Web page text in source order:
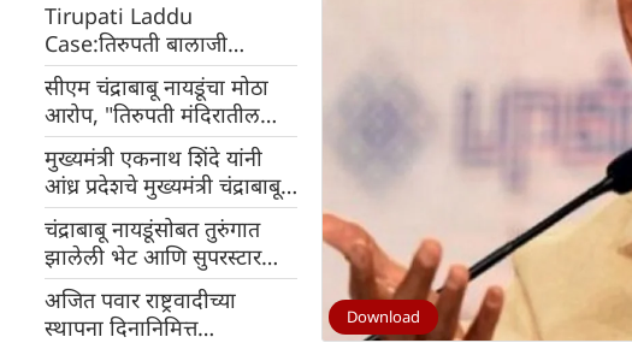
Tirupati Laddu
Case:तिरुपती बालाजी
मंदिराच्या प्रसादात भेसळ,सीएम
चंद्राबाबू नायडूंचं मोठं वक्तव्य,
म्हणाले- 'कोणालाही सोडणार
नाही
सीएम चंद्राबाबू नायडूंचा मोठा
आरोप, "तिरुपती मंदिरातील
लाडूंमध्ये जनावरांची चरबी
वापरली गेली"
मुख्यमंत्री एकनाथ शिंदे यांनी
आंध्र प्रदेशचे मुख्यमंत्री चंद्राबाबू
नायडू यांची भेट घेतली
चंद्राबाबू नायडूंसोबत तुरुंगात
झालेली भेट आणि सुपरस्टार
पवन कल्याणने बदललेलं आंध्र
प्रदेशचं राजकारण
अजित पवार राष्ट्रवादीच्या
स्थापना दिनानिमित्त
Download